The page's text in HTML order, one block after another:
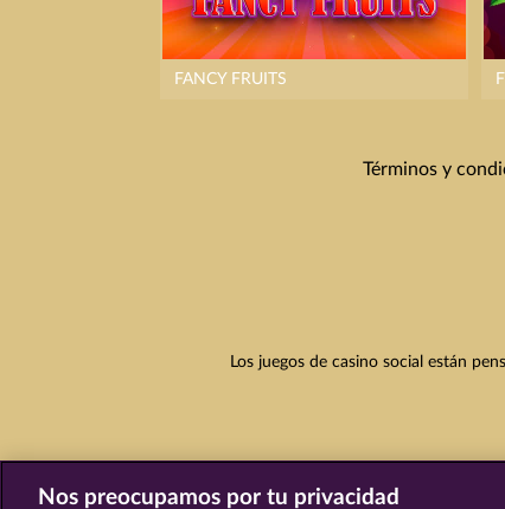
FANCY FRUITS
Términos y
Los juegos de casino social están
Nos preocupamos por tu privacidad